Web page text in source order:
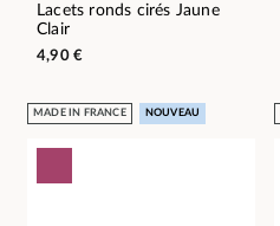
Lacets ronds cirés Jaune
Clair
4,90 €
MADE IN FRANCE NOUVEAU